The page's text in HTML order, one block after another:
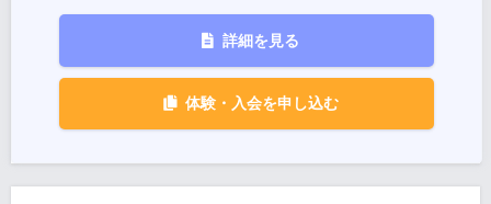
詳細を見る
体験・入会を申し込む